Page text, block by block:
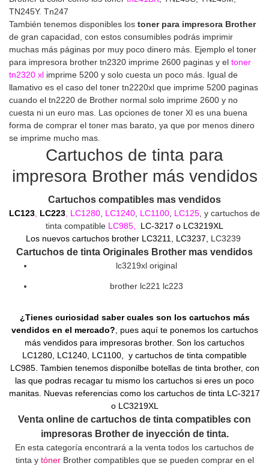
TN245Y. Tn247
También tenemos disponibles los toner para impresora Brother
de gran capacidad, con estos consumibles podrás imprimir
muchas más páginas por muy poco dinero más. Ejemplo el toner
para impresora brother tn2320 imprime 2600 paginas y el toner
tn2320 xl imprime 5200 y solo cuesta un poco más. Igual de
llamativo es el caso del toner tn2220xl que imprime 5200 paginas
cuando el tn2220 de Brother normal solo imprime 2600 y no
cuesta ni un euro mas. Las opciones de toner Xl es una buena
forma de comprar el toner mas barato, ya que por menos dinero
se imprime mucho mas.
Cartuchos de tinta para
impresora Brother más vendidos
Cartuchos compatibles mas vendidos
LC123 LC223 , LC1280 LC1240 LC1100 LC125 , y cartuchos de
tinta compatible LC985, LC-3217 o LC3219XL
Los nuevos cartuchos brother LC3211, LC3237, LC3239
Cartuchos de tinta Originales Brother mas vendidos
lc3219xl original
brother lc221 lc223
¿Tienes curiosidad saber cuales son los cartuchos más
vendidosen el mercado? , pues aquí te ponemos los cartuchos
más vendidos para impresoras brother. Son los cartuchos
LC1280 LC1240 LC1100
y cartuchos de tinta compatible
LC985. Tambien tenemos disponilbe botellas de tinta brother, con
las que podras recagar tu mismo los cartuchos si eres un poco
manitas. Nuevas referencias como los cartuchos de tinta LC-3217
o LC3219XL
Venta online de cartuchos de tinta compatibles con
impresoras Brother de inyección de tinta.
En esta categoría encontrará a la venta todos los cartuchos de
tinta y tónerBrother compatibles que se pueden comprar en el